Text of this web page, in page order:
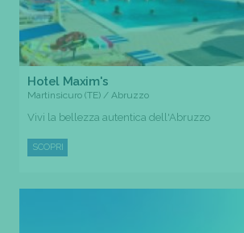
Hotel Maxim's
Martinsicuro (TE) / Abruzzo
Vivi la bellezza autentica dell'Abruzzo
SCOPRI